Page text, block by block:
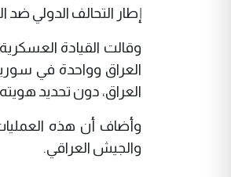
إطار التحالف الدولي ضد
العراق وواحدة في
العراق، دون تحديد
وأضاف أن هذه
والجيش العراقي.